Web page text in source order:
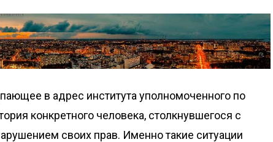
в адрес института уполномоченного по
конкретного человека, столкнувшегося с
своих прав. Именно такие ситуации